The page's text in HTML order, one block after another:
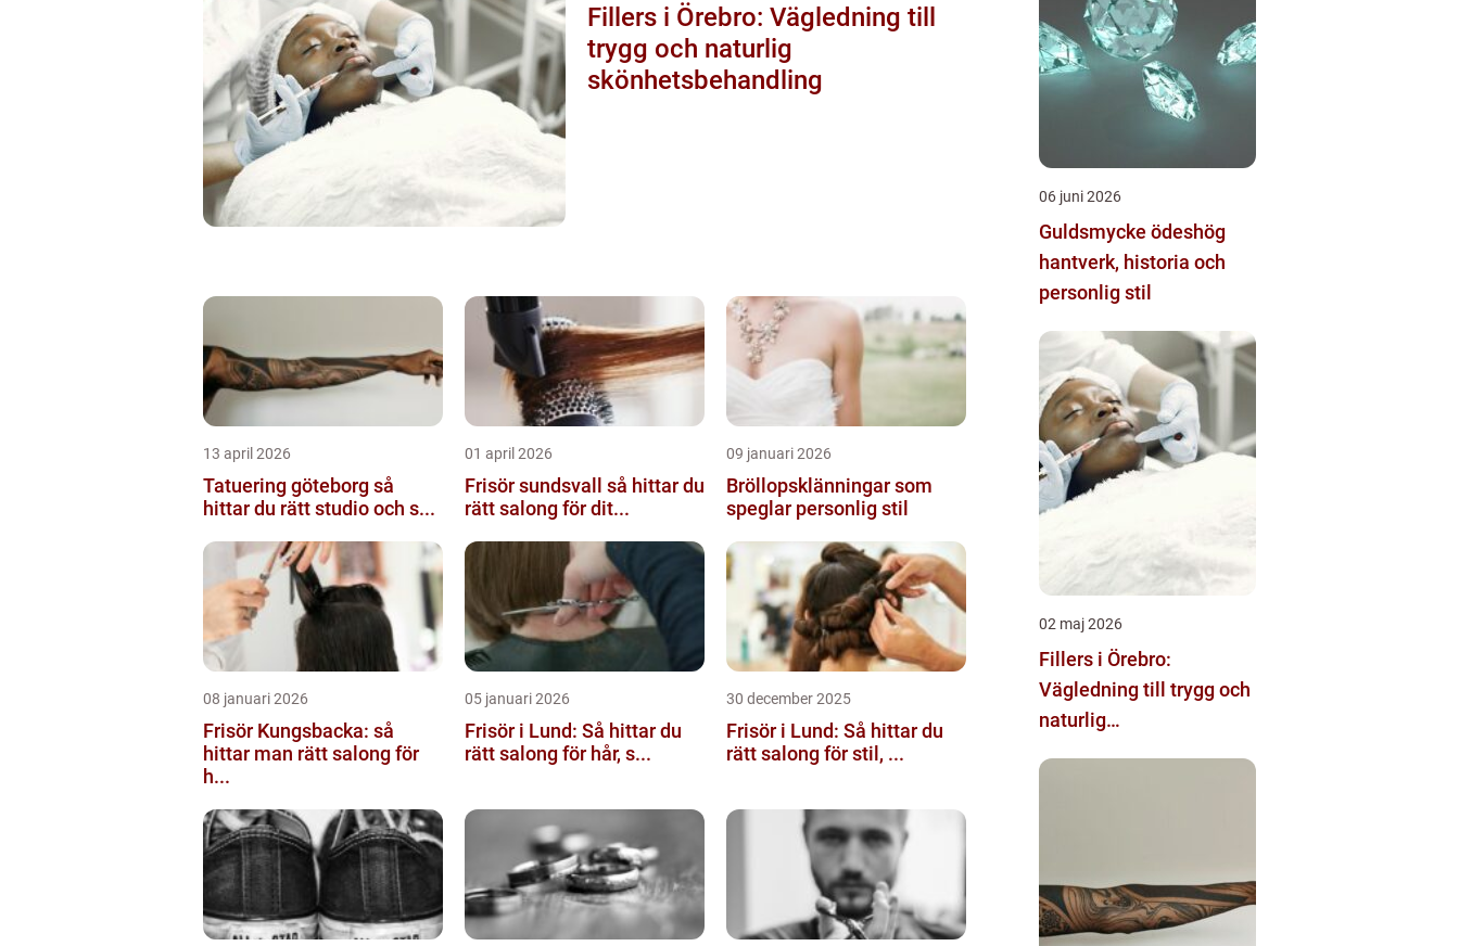
Fillers i Örebro: Vägledning till
trygg och naturlig
skönhetsbehandling
13 april 2026
Tatuering göteborg så
hittar du rätt studio och s...
01 april 2026
Frisör sundsvall så hittar du
rätt salong för dit...
09 januari 2026
Bröllopsklänningar som
speglar personlig stil
08 januari 2026
Frisör Kungsbacka: så
hittar man rätt salong för
h...
05 januari 2026
Frisör i Lund: Så hittar du
rätt salong för hår, s...
30 december 2025
Frisör i Lund: Så hittar du
rätt salong för stil, ...
06 juni 2026
Guldsmycke ödeshög
hantverk, historia och
personlig stil
02 maj 2026
Fillers i Örebro:
Vägledning till trygg och
naturlig